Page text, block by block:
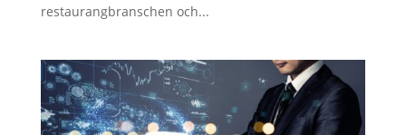
restaurangbranschen och...